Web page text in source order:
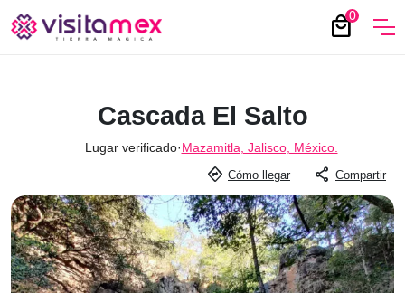
0
local_mall
Cascada El Salto
Lugar verificado·Mazamitla, Jalisco, México.
directions Cómo llegar share Compartir